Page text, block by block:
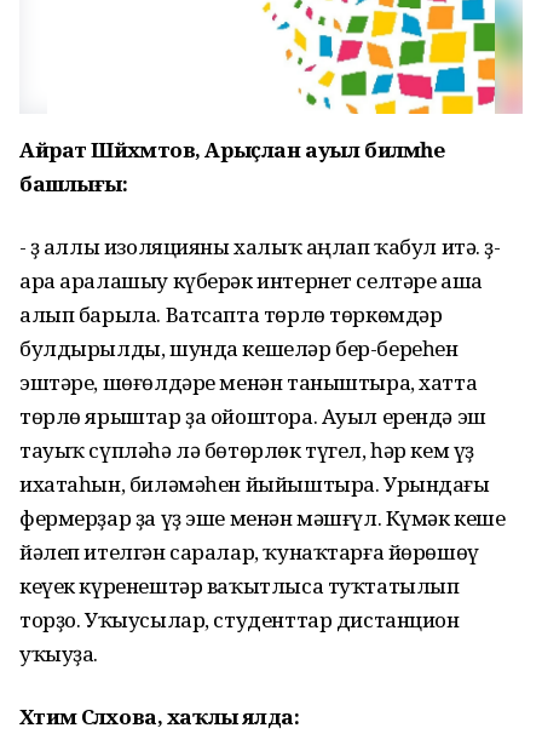
Айрат Шәйәхмәтов, Арыҫлан ауыл биләмәһе
башлығы:
- Үҙ аллы изоляцияны халыҡ аңлап ҡабул итә. Үҙ-
ара аралашыу күберәк интернет селтәре аша
алып барыла. Ватсапта төрлө төркөмдәр
булдырылды, шунда кешеләр бер-береһен
эштәре, шөғөлдәре менән таныштыра, хатта
төрлө ярыштар ҙа ойоштора. Ауыл ерендә эш
тауыҡ сүпләһә лә бөтөрлөк түгел, һәр кем үҙ
ихатаһын, биләмәһен йыйыштыра. Урындағы
фермерҙар ҙа үҙ эше менән мәшғүл. Күмәк кеше
йәлеп ителгән саралар, ҡунаҡтарға йөрөшөү
кеүек күренештәр ваҡытлыса туҡтатылып
торҙо. Уҡыусылар, студенттар дистанцион
уҡыуҙа.
Хәтимә Сәләхова, хаҡлы ялда: